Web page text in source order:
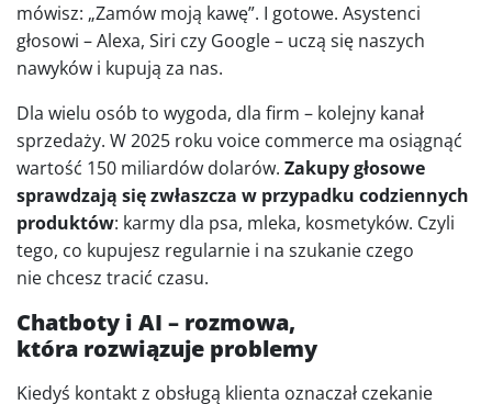
mówisz: „Zamów moją kawę”. I gotowe. Asystenci
głosowi – Alexa, Siri czy Google – uczą się naszych
nawyków i kupują za nas.
Dla wielu osób to wygoda, dla firm – kolejny kanał
sprzedaży. W 2025 roku voice commerce ma osiągnąć
wartość 150 miliardów dolarów. Zakupy głosowe
sprawdzają się zwłaszcza w przypadku codziennych
produktów: karmy dla psa, mleka, kosmetyków. Czyli
tego, co kupujesz regularnie i na szukanie czego
nie chcesz tracić czasu.
Chatboty i AI – rozmowa,
która rozwiązuje problemy
Kiedyś kontakt z obsługą klienta oznaczał czekanie